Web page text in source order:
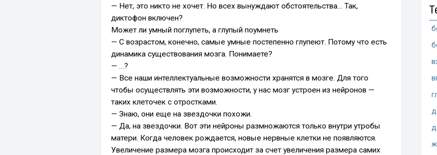
— Нет, это никто не хочет. Но всех вынуждают обстоятельства… Так,
диктофон включен?
Может ли умный поглупеть, а глупый поумнеть
— С возрастом, конечно, самые умные постепенно глупеют. Потому что есть
динамика существования мозга. Понимаете?
— …?
— Все наши интеллектуальные возможности хранятся в мозге. Для того
чтобы осуществлять эти возможности, у нас мозг устроен из нейронов —
таких клеточек с отростками.
— Знаю, они еще на звездочки похожи.
— Да, на звездочки. Вот эти нейроны размножаются только внутри утробы
матери. Когда человек рождается, новые нервные клетки не появляются.
Увеличение размера мозга происходит за счет увеличения размера самих